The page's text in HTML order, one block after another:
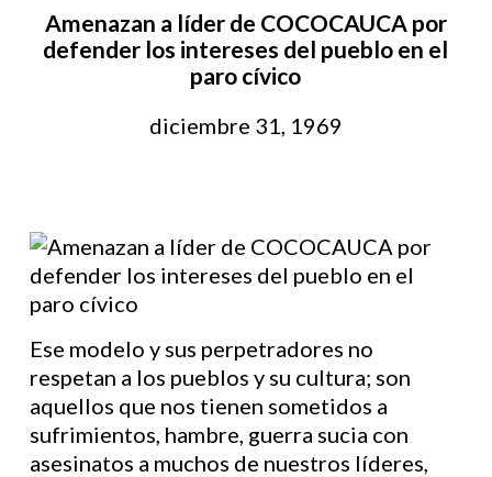
Amenazan a líder de COCOCAUCA por
defender los intereses del pueblo en el
paro cívico
diciembre 31, 1969
Ese modelo y sus perpetradores no
respetan a los pueblos y su cultura; son
aquellos que nos tienen sometidos a
sufrimientos, hambre, guerra sucia con
asesinatos a muchos de nuestros líderes,